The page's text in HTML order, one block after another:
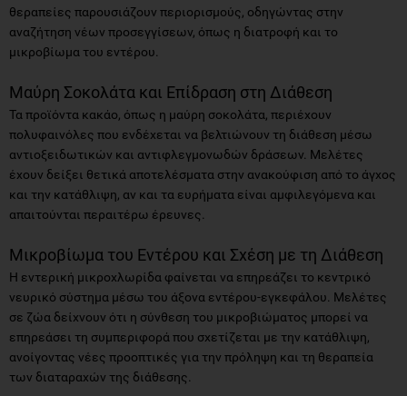
θεραπείες παρουσιάζουν περιορισμούς, οδηγώντας στην
αναζήτηση νέων προσεγγίσεων, όπως η διατροφή και το
μικροβίωμα του εντέρου.
Μαύρη Σοκολάτα και Επίδραση στη Διάθεση
Τα προϊόντα κακάο, όπως η μαύρη σοκολάτα, περιέχουν
πολυφαινόλες που ενδέχεται να βελτιώνουν τη διάθεση μέσω
αντιοξειδωτικών και αντιφλεγμονωδών δράσεων. Μελέτες
έχουν δείξει θετικά αποτελέσματα στην ανακούφιση από το άγχος
και την κατάθλιψη, αν και τα ευρήματα είναι αμφιλεγόμενα και
απαιτούνται περαιτέρω έρευνες.
Μικροβίωμα του Εντέρου και Σχέση με τη Διάθεση
Η εντερική μικροχλωρίδα φαίνεται να επηρεάζει το κεντρικό
νευρικό σύστημα μέσω του άξονα εντέρου-εγκεφάλου. Μελέτες
σε ζώα δείχνουν ότι η σύνθεση του μικροβιώματος μπορεί να
επηρεάσει τη συμπεριφορά που σχετίζεται με την κατάθλιψη,
ανοίγοντας νέες προοπτικές για την πρόληψη και τη θεραπεία
των διαταραχών της διάθεσης.